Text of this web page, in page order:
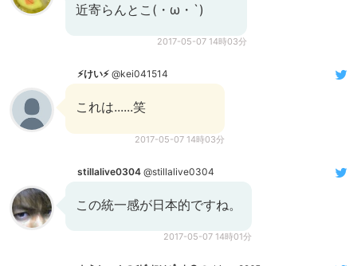
近寄らんとこ(・ω・`)
2017-05-07 14時03分
⚡️けい⚡️ @kei041514
これは......笑
2017-05-07 14時03分
stillalive0304 @stillalive0304
この統一感が日本的ですね。
2017-05-07 14時01分